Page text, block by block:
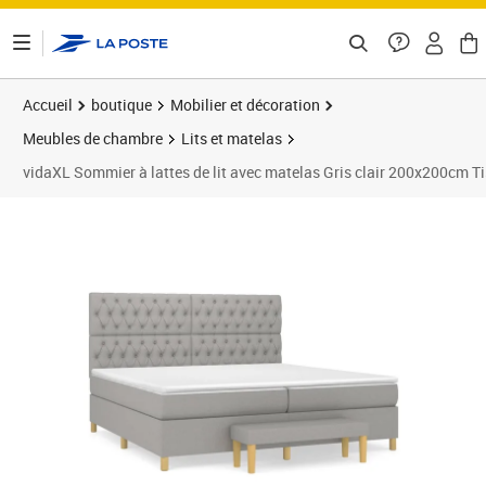
Accueil boutique
Mobilier et décoration
Meubles de chambre
Lits et matelas
vidaXL Sommier à lattes de lit avec matelas Gris clair 200x200cm